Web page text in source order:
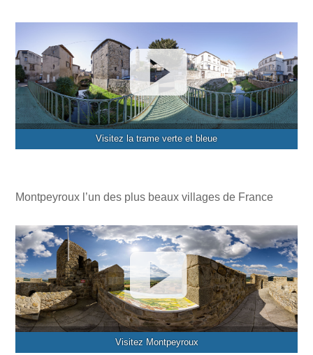
Visitez la trame verte et bleue
Montpeyroux l’un des plus beaux villages de France
Visitez Montpeyroux